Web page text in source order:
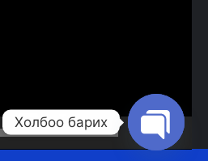
08:56
Холбоо барих
Open